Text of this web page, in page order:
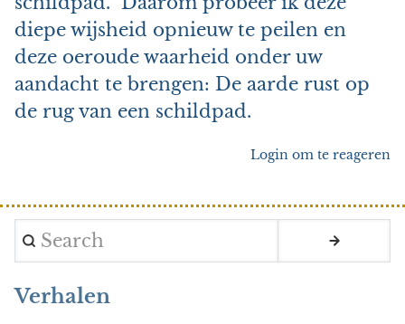
diepe wijsheid opnieuw te peilen en
deze oeroude waarheid onder uw
aandacht te brengen: De aarde rust op
de rug van een schildpad.
Login om te reageren
Search
Verhalen